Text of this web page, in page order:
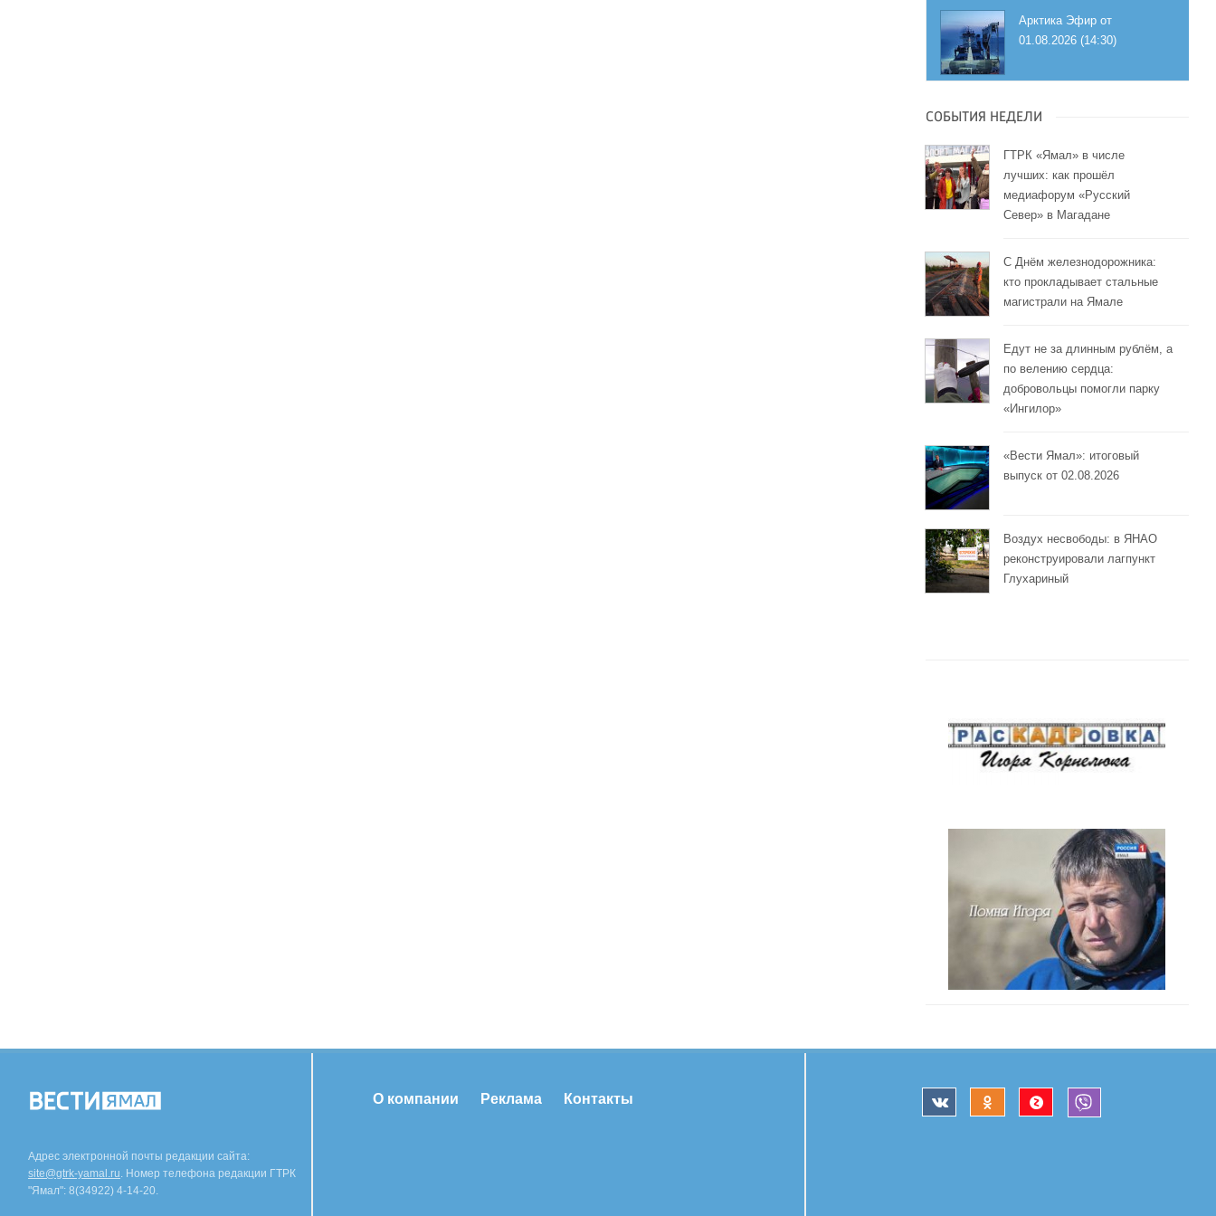
Арктика Эфир от
01.08.2026 (14:30)
СОБЫТИЯ НЕДЕЛИ
ГТРК «Ямал» в числе
лучших: как прошёл
медиафорум «Русский
Север» в Магадане
С Днём железнодорожника:
кто прокладывает стальные
магистрали на Ямале
Едут не за длинным рублём, а
по велению сердца:
добровольцы помогли парку
«Ингилор»
«Вести Ямал»: итоговый
выпуск от 02.08.2026
Воздух несвободы: в ЯНАО
реконструировали лагпункт
Глухариный
Адрес электронной почты редакции сайта:
site@gtrk-yamal.ru. Номер телефона редакции ГТРК
"Ямал": 8(34922) 4-14-20.
О компании Реклама Контакты